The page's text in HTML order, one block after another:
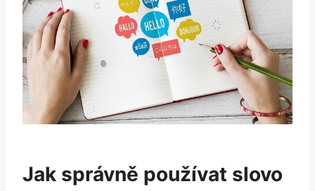
Jak správně‍ používat slovo